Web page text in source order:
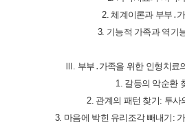
2. 체계이론과 부부․
3. 기능적 가족과 역기
Ⅲ. 부부․가족을 위한 인형치료
1. 갈등의 악순환
2. 관계의 패턴 찾기: 투사
3. 마음에 박힌 유리조각 빼내기: